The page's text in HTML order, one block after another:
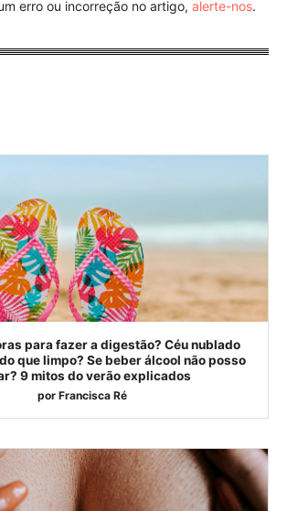
erro ou incorreção no artigo, alerte-nos.
para fazer a digestão? Céu nublado
que limpo? Se beber álcool não posso
9 mitos do verão explicados
por Francisca Ré